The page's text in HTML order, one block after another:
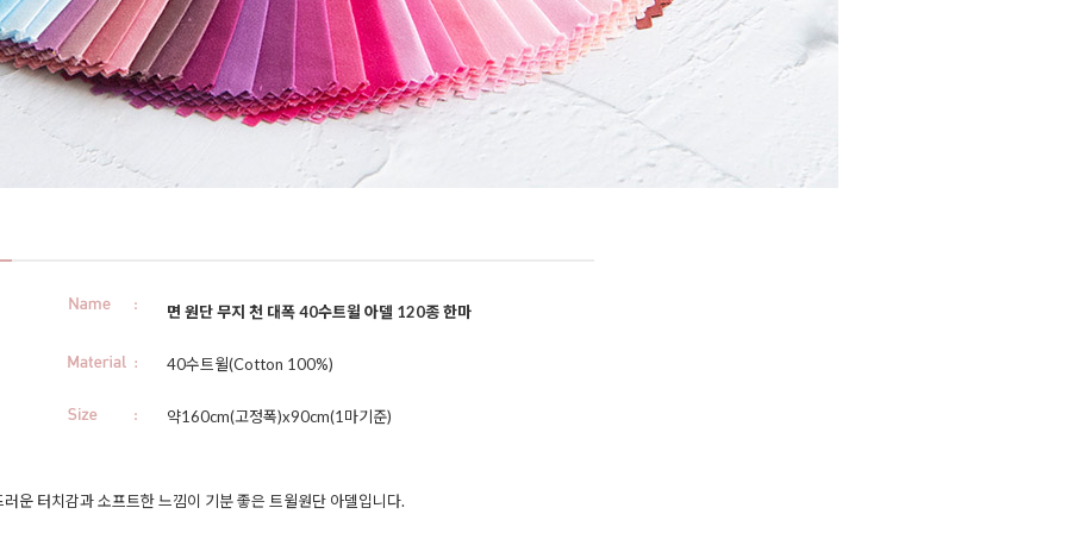
면 원단 무지 천 대폭 40수트윌 아델 120종 한마
40수트윌(Cotton 100%)
약160cm(고정폭)x90cm(1마기준)
러운 터치감과 소프트한 느낌이 기분 좋은 트윌원단 아델입니다.